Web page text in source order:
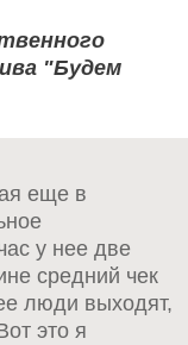
"Будем
еще в
у нее две
средний чек
люди выходят,
это я